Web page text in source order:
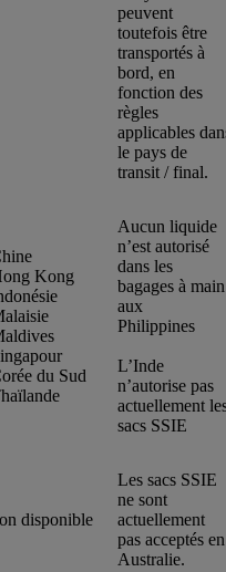
peuvent
toutefois être
transportés à
bord, en
fonction des
règles
applicables
le pays de
transit / final.
Kong
du Sud
Aucun liquide
n’est autorisé
dans les
bagages à main
aux
Philippines
L’Inde
n’autorise pas
actuellement
sacs SSIE
disponible
Les sacs SSIE
ne sont
actuellement
pas acceptés en
Australie.